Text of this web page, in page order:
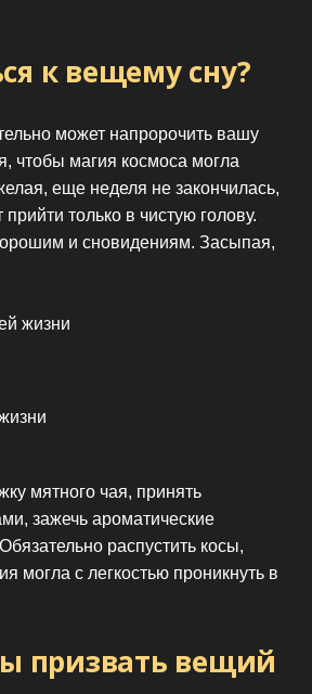
к вещему сну?
может напророчить вашу
чтобы магия космоса могла
еще неделя не закончилась,
прийти только в чистую голову.
и сновидениям. Засыпая,
жизни
мятного чая, принять
зажечь ароматические
распустить косы,
могла с легкостью проникнуть в
призвать вещий